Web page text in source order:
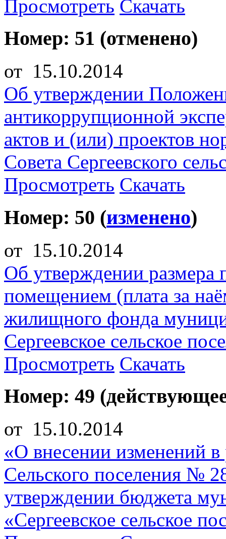
Просмотреть Скачать
Номер: 51 (отменено)
от 15.10.2014
Об утверждении
антикоррупционной
актов и (или) проектов
Совета Сергеевского
Просмотреть Скачать
Номер: 50 (изменено)
от 15.10.2014
Об утверждении размера
помещением (плата за
жилищного фонда
Сергеевское сельское
Просмотреть Скачать
Номер: 49
от 15.10.2014
«О внесении изменений в
Сельского поселения №
утверждении бюджета
«Сергеевское сельское